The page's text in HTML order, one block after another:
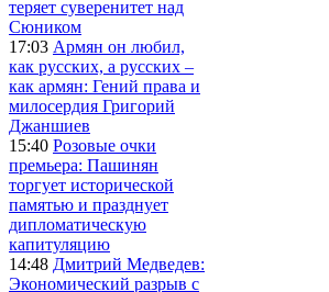
теряет суверенитет над
Сюником
17:03 Армян он любил,
как русских, а русских –
как армян: Гений права и
милосердия Григорий
Джаншиев
15:40 Розовые очки
премьера: Пашинян
торгует исторической
памятью и празднует
дипломатическую
капитуляцию
14:48 Дмитрий Медведев:
Экономический разрыв с